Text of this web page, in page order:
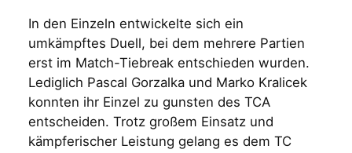
In den Einzeln entwickelte sich ein
umkämpftes Duell, bei dem mehrere Partien
erst im Match-Tiebreak entschieden wurden.
Lediglich Pascal Gorzalka und Marko Kralicek
konnten ihr Einzel zu gunsten des TCA
entscheiden. Trotz großem Einsatz und
kämpferischer Leistung gelang es dem TC